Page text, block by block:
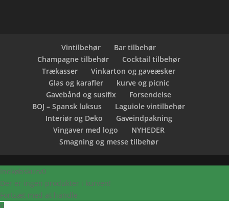
Vintilbehør
Bar tilbehør
Champagne tilbehør
Cocktail tilbehør
Trækasser
Vinkarton og gaveæsker
Glas og karafler
kurve og picnic
Gavebånd og susifix
Forsendelse
BOJ – Spansk luksus
Laguiole vintilbehør
Interiør og Deko
Gaveindpakning
Vingaver med logo
NYHEDER
Smagning og messe tilbehør
Indkøbskurv0
Der er ingen produkter i kurven!
Fortsæt med at handle